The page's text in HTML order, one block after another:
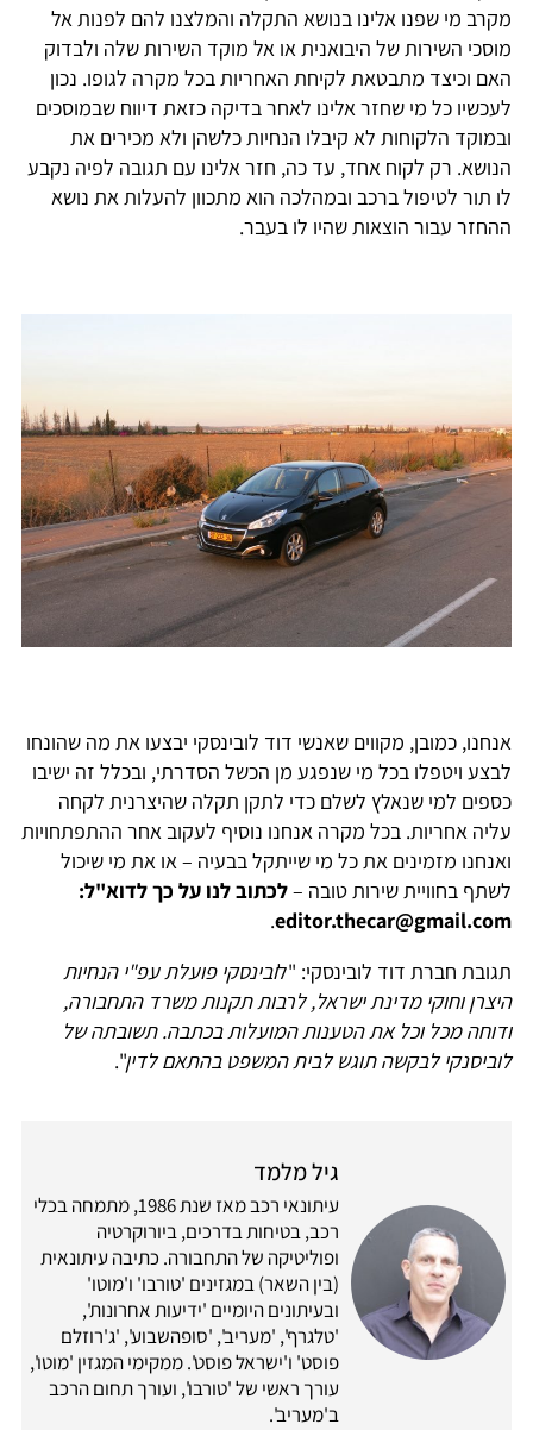
מקרב מי שפנו אלינו בנושא התקלה והמלצנו להם לפנות אל
מוסכי השירות של היבואנית או אל מוקד השירות שלה ולבדוק
האם וכיצד מתבטאת לקיחת האחריות בכל מקרה לגופו. נכון
לעכשיו כל מי שחזר אלינו לאחר בדיקה כזאת דיווח שבמוסכים
ובמוקד הלקוחות לא קיבלו הנחיות כלשהן ולא מכירים את
הנושא. רק לקוח אחד, עד כה, חזר אלינו עם תגובה לפיה נקבע
לו תור לטיפול ברכב ובמהלכה הוא מתכוון להעלות את נושא
ההחזר עבור הוצאות שהיו לו בעבר.
אנחנו, כמובן, מקווים שאנשי דוד לובינסקי יבצעו את מה שהונחו
לבצע ויטפלו בכל מי שנפגע מן הכשל הסדרתי, ובכלל זה ישיבו
כספים למי שנאלץ לשלם כדי לתקן תקלה שהיצרנית לקחה
עליה אחריות. בכל מקרה אנחנו נוסיף לעקוב אחר ההתפתחויות
ואנחנו מזמינים את כל מי שייתקל בבעיה – או את מי שיכול
לשתף בחוויית שירות טובה –לכתוב לנו על כך לדוא"ל:
editor.thecar@gmail.com
.
תגובת חברת דוד לובינסקי: "לובינסקי פועלת עפ"י הנחיות
היצרן וחוקי מדינת ישראל, לרבות תקנות משרד התחבורה,
ודוחה מכל וכל את הטענות המועלות בכתבה. תשובתה של
לוביסנקי לבקשה תוגש לבית המשפט בהתאם לדין".
גיל מלמד
עיתונאי רכב מאז שנת 1986, מתמחה בכלי
רכב, בטיחות בדרכים, ביורוקרטיה
ופוליטיקה של התחבורה. כתיבה עיתונאית
(בין השאר) במגזינים 'טורבו' ו'מוטו'
ובעיתונים היומיים 'ידיעות אחרונות',
'טלגרף', 'מעריב', 'סופהשבוע', 'ג'רוזלם
פוסט' ו'ישראל פוסט'. ממקימי המגזין 'מוטו',
עורך ראשי של 'טורבו', ועורך תחום הרכב
ב'מעריב'.